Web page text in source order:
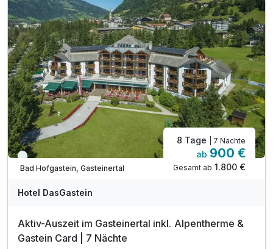
inkl. Teestation & 1 L Mineralwasser am Zimmer
inkl. W-LAN Nutzung im ganzen Hotel
inkl. Gastein Card mit vielen Mehrwerten
Viele Termine frei
Bad Hofgastein, Gasteinertal
8 Tage | 7 Nächte
ab 900 €
Gesamt ab 1.800 €
Hotel DasGastein
Aktiv-Auszeit im Gasteinertal inkl. Alpentherme &
Gastein Card | 7 Nächte